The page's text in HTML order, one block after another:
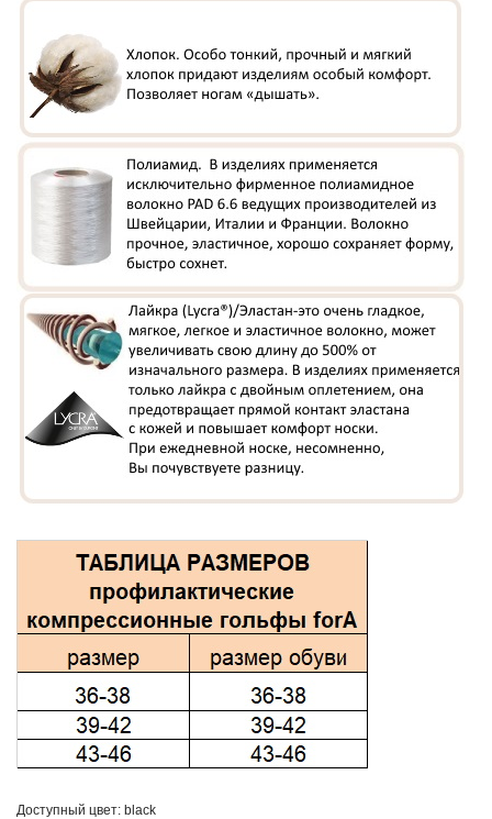
Доступный цвет: black